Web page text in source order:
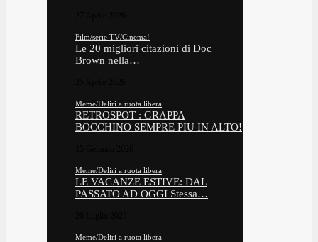
Film/serie TV/Cinema!
Le 20 migliori citazioni di Doc
Brown nella…
Meme/Deliri a ruota libera
RETROSPOT : GRAPPA
BOCCHINO SEMPRE PIU IN ALTO!
Meme/Deliri a ruota libera
LE VACANZE ESTIVE: DAL
PASSATO AD OGGI Stessa…
Meme/Deliri a ruota libera